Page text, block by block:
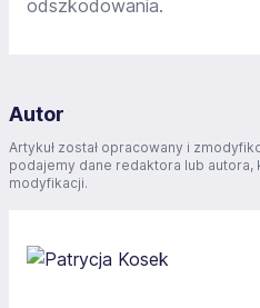
odszkodowania.
Autor
Artykuł został opracowany i
podajemy dane redaktora lub autora,
modyfikacji.